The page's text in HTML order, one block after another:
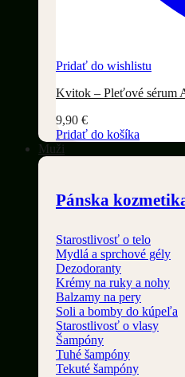
Pridať do wishlistu
Kvitok – Pleťové sérum
9,90 €
Pridať do košíka
Muži
Pánska
Starostlivosť o telo
Mydlá a sprchové gély
Dezodoranty
Krémy na ruky a nohy
Balzamy na pery
Soli a bomby do kúpeľa
Starostlivosť o vlasy
Šampóny
Tuhé šampóny
Tekuté šampóny